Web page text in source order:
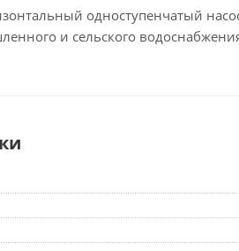
одноступенчатый
и сельского